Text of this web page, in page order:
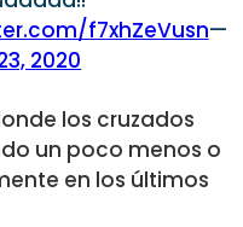
f7xhZeVusn—
2020
los cruzados
un poco menos o
en los últimos